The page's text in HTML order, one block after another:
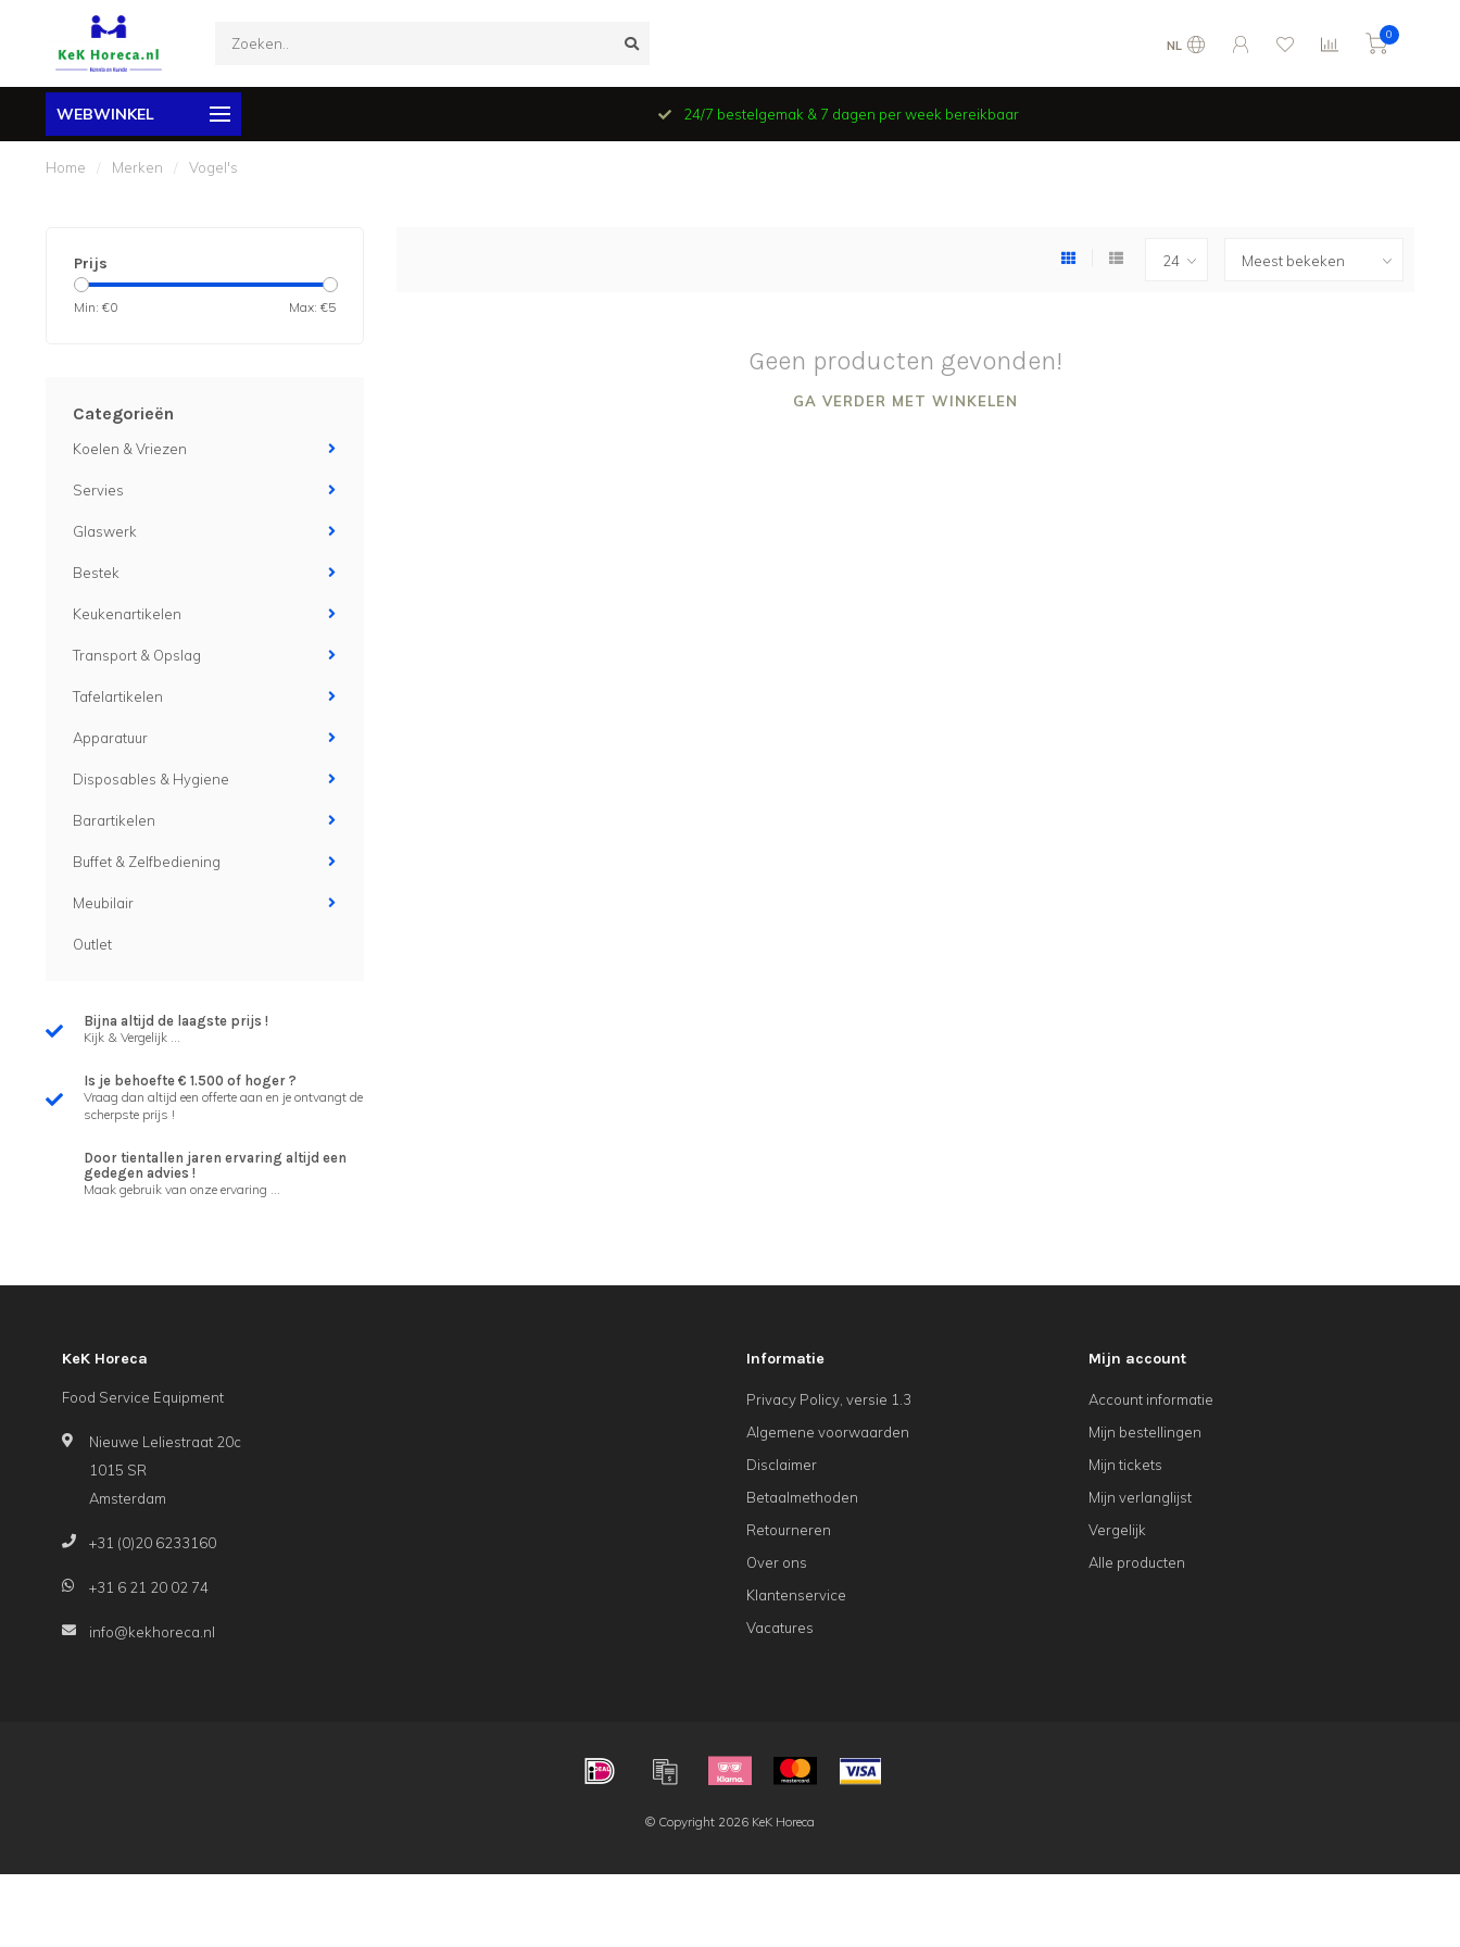
NL
0
WEBWINKEL 24/7 bestelgemak & 7 dagen per week bereikbaar
Home / Merken / Vogel's
Prijs
Min: €0 Max: €5
Categorieën
Koelen & Vriezen
Servies
Glaswerk
Bestek
Keukenartikelen
Transport & Opslag
Tafelartikelen
Apparatuur
Disposables & Hygiene
Barartikelen
Buffet & Zelfbediening
Meubilair
Outlet
Bijna altijd de laagste prijs !
Kijk & Vergelijk ...
Is je behoefte € 1.500 of hoger ?
Vraag dan altijd een offerte aan en je ontvangt de
scherpste prijs !
Door tientallen jaren ervaring altijd een
gedegen advies !
Maak gebruik van onze ervaring ...
Geen producten gevonden!
GA VERDER MET WINKELEN
KeK Horeca
Food Service Equipment
Nieuwe Leliestraat 20c
1015 SR
Amsterdam
+31 (0)20 6233160
+31 6 21 20 02 74
info@kekhoreca.nl
Informatie
Privacy Policy, versie 1.3
Algemene voorwaarden
Disclaimer
Betaalmethoden
Retourneren
Over ons
Klantenservice
Vacatures
Mijn account
Account informatie
Mijn bestellingen
Mijn tickets
Mijn verlanglijst
Vergelijk
Alle producten
© Copyright 2026 KeK Horeca